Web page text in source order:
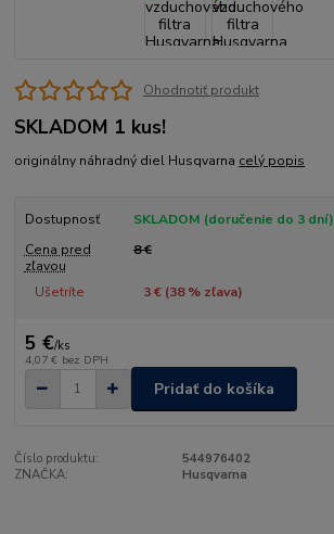
Ohodnotiť produkt
SKLADOM 1 kus!
originálny náhradný diel Husqvarna celý popis
Dostupnosť
SKLADOM (doručenie do 3 dní)
Cena pred
zľavou
8 €
Ušetríte 3 € (38% zľava)
5 €/ks
4,07 € bez DPH
Pridať do košíka
Číslo produktu:
544976402
ZNAČKA:
Husqvarna